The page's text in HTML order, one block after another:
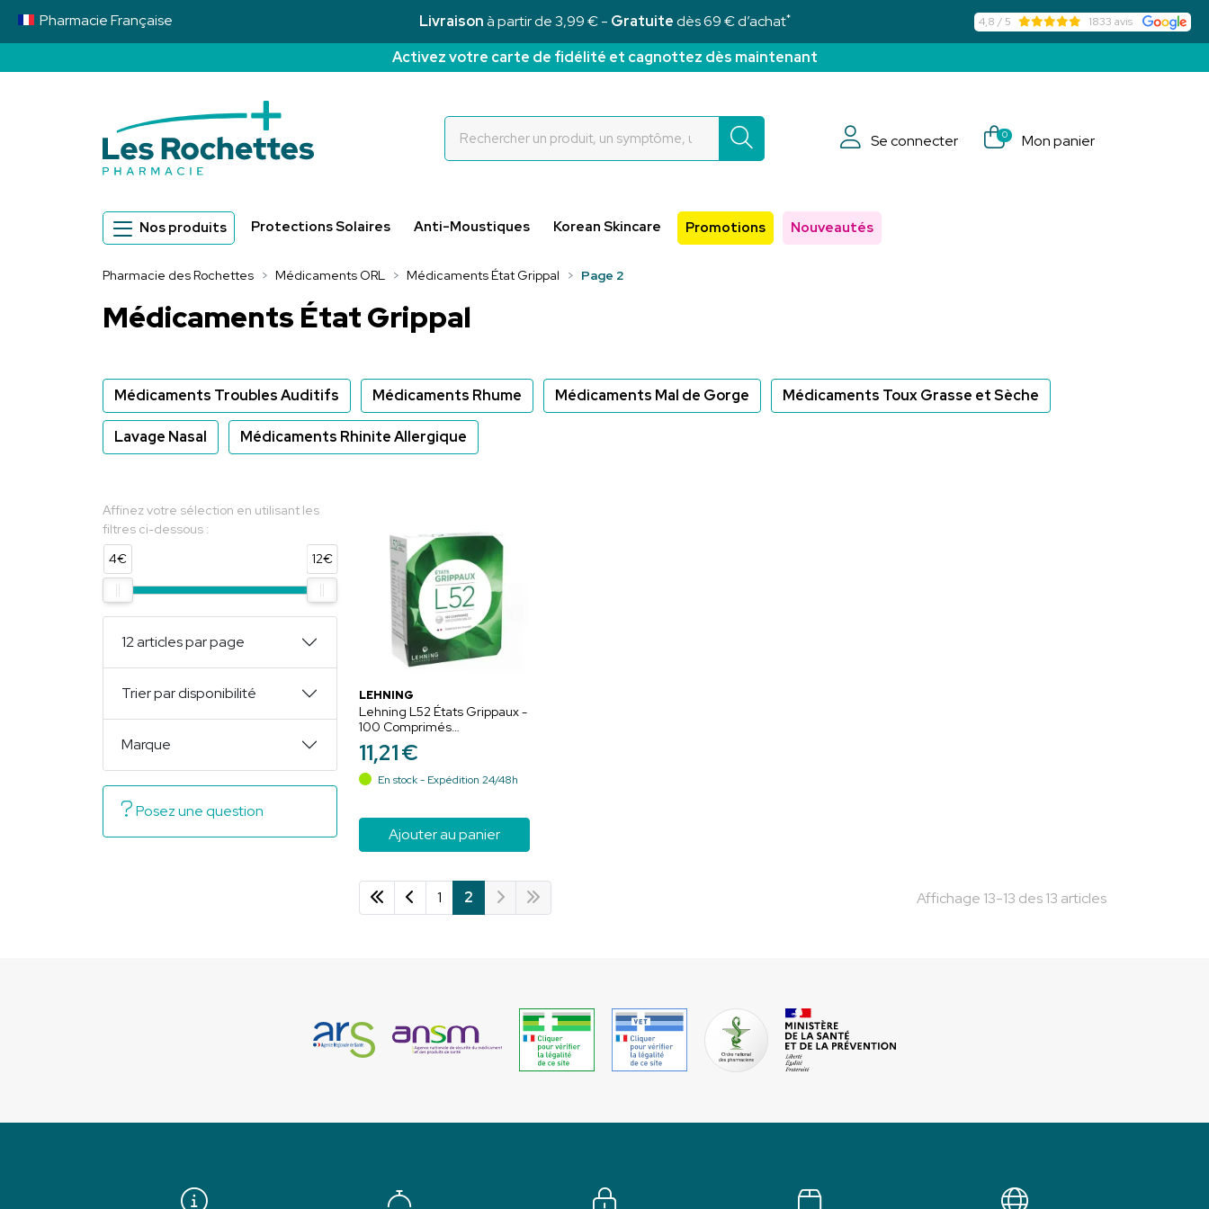
Livraisonà partir de 3,99 € - Gratuitedès 69 € d’achat*
PharmacieFrançaise 4,8 / 5 1833 avis
Activez votre carte de fidélité et cagnottez dès maintenant
Se connecter
0 Mon panier
Nos produits Protections Solaires Anti-Moustiques Korean Skincare Promotions Nouveautés
Pharmacie des Rochettes Médicaments ORL Médicaments État Grippal Page 2
Médicaments État Grippal
Médicaments Troubles Auditifs Médicaments Rhume Médicaments Mal de Gorge Médicaments Toux Grasse et Sèche
Lavage Nasal Médicaments Rhinite Allergique
LEHNING
Lehning L52 États Grippaux -
100 Comprimés
Orodispersibles
11,21€
En stock - Expédition 24/48h
Ajouter au panier
Affichage 13-13 des 13 articles
1 2
Affinez votre sélection en utilisant les
filtres ci-dessous :
4€
12€
12 articles par page
Trier par disponibilité
Marque
Posez une question